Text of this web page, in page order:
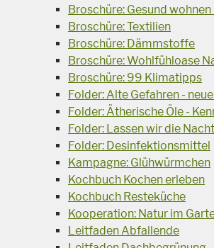
Broschüre: Gesund
Broschüre: Textilien
Broschüre: Dämmstoffe
Broschüre: Wohlfühloase
Broschüre: 99 Klimatipps
Folder: Alte Gefahren -
Folder: Ätherische Öle -
Folder: Lassen wir die
Folder: Desinfektionsmittel
Kampagne: Glühwürmchen
Kochbuch Kochen erleben
Kochbuch Resteküche
Kooperation: Natur im
Leitfaden Abfallende